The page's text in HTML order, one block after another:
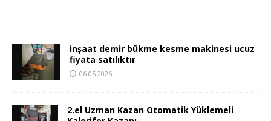
inşaat demir bükme kesme makinesi ucuz
fiyata satılıktır
06.05.2026
2.el Uzman Kazan Otomatik Yüklemeli